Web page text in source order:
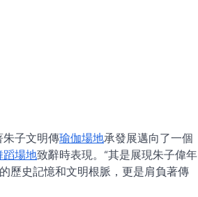
子文明傳瑜伽場地承發展邁向了一個
蹈場地致辭時表現。“其是展現朱子偉年
歷史記憶和文明根脈，更是肩負著傳